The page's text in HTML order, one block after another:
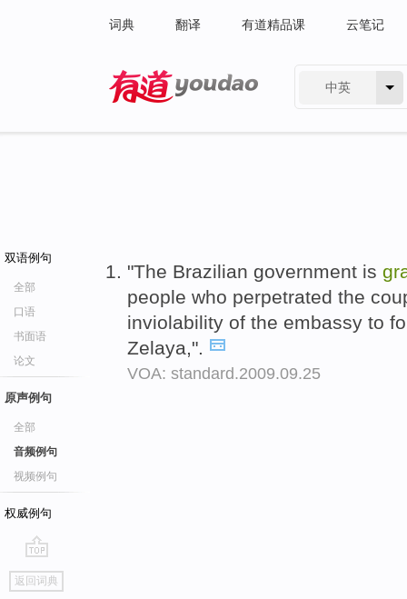
词典 翻译 有道精品课 云笔记
中英
双语例句
全部
口语
书面语
论文
原声例句
全部
音频例句
视频例句
权威例句
go
top
返回词典
"The Brazilian government is
people who perpetrated the
inviolability of the embassy to
Zelaya,".
VOA: standard.2009.09.25